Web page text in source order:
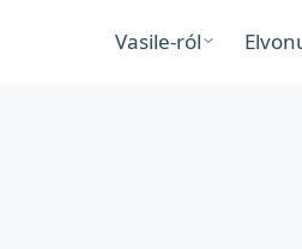
Vasile-ról